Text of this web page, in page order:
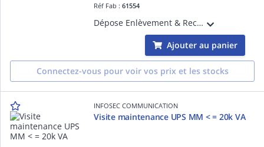
Réf Fab :61554
Dépose Enlèvement & Recyclage UPS < = 30k VA
Ajouter au panier
Connectez-vous pour voir vos prix et les stocks
INFOSEC COMMUNICATION
Visite maintenance UPS MM < = 20k VA